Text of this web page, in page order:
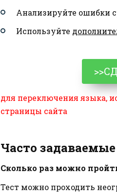
Анализируйте ошибки
Используйте
для переключения языка,
страницы сайта
Часто
Сколько раз можно
Тест можно проходить